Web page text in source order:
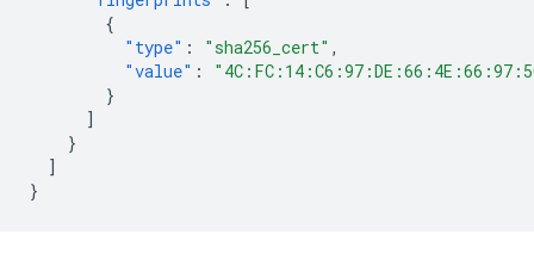
{
"type" : "sha256_cert" ,
"value" :
}
]
}
]
}